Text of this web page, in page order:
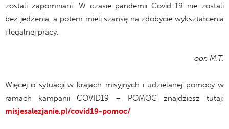
zostali zapomniani. W czasie pandemii Covid-19 nie zostali
bez jedzenia, a potem mieli szansę na zdobycie wykształcenia
i legalnej pracy.
opr. M.T.
Więcej o sytuacji w krajach misyjnych i udzielanej pomocy w
ramach kampanii COVID19 – POMOC znajdziesz tutaj:
misjesalezjanie.pl/covid19-pomoc/